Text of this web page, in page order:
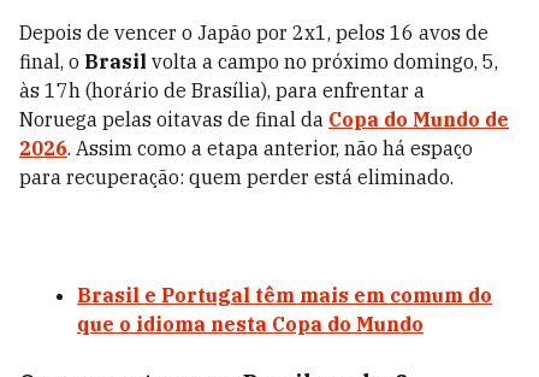
Depois de vencer o Japão por 2x1, pelos 16 avos de
final, o Brasil volta a campo no próximo domingo, 5,
às 17h (horário de Brasília), para enfrentar a
Noruega pelas oitavas de final da Copa do Mundo de
2026. Assim como a etapa anterior, não há espaço
para recuperação: quem perder está eliminado.
Brasil e Portugal têm mais em comum do
que o idioma nesta Copa do Mundo